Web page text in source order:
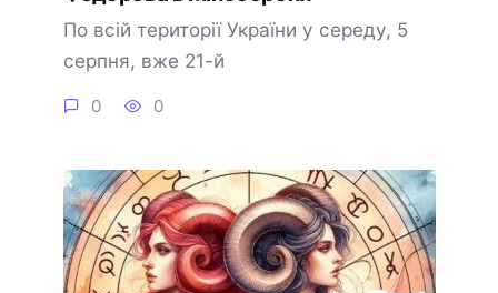
По всій території України у середу, 5
серпня, вже 21-й
0 0